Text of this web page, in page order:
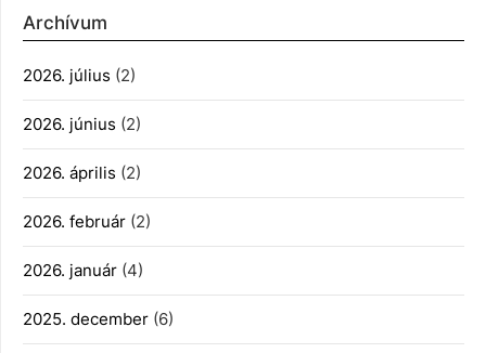
Archívum
2026. július (2)
2026. június (2)
2026. április (2)
2026. február (2)
2026. január (4)
2025. december (6)